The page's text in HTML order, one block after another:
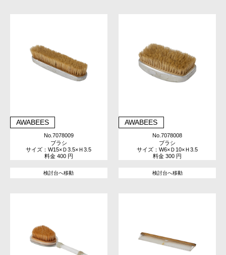
AWABEES
No.7078009
ブラシ
サイズ：W15×Ｄ3.5×Ｈ3.5
料金 400 円
検討台へ移動
AWABEES
No.7078008
ブラシ
サイズ：W6×Ｄ10×Ｈ3.5
料金 300 円
検討台へ移動